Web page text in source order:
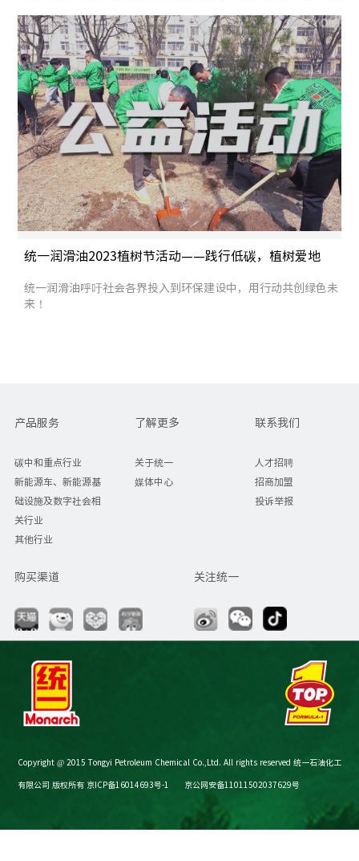
统一润滑油2023植树节活动——践行低碳，植树爱地
统一润滑油呼吁社会各界投入到环保建设中，用行动共创绿色未
来！
产品服务
碳中和重点行业
新能源车、新能源基
础设施及数字社会相
关行业
其他行业
了解更多
关于统一
媒体中心
联系我们
人才招聘
招商加盟
投诉举报
购买渠道 关注统一
Copyright @ 2015 Tongyi Petroleum Chemical Co.,Ltd. All rights reserved 统一石油化工
有限公司 版权所有 京ICP备16014693号-1 京公网安备11011502037629号